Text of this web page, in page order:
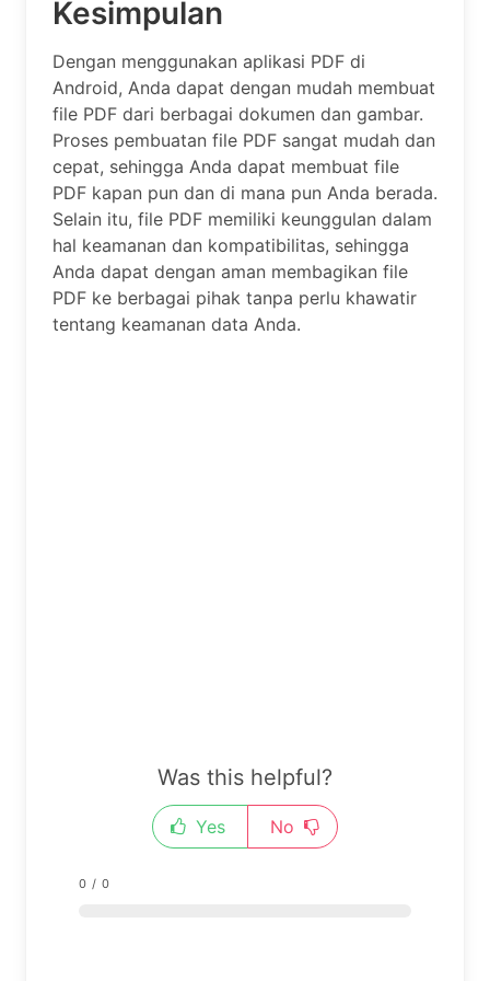
Kesimpulan
Dengan menggunakan aplikasi PDF di
Android, Anda dapat dengan mudah membuat
file PDF dari berbagai dokumen dan gambar.
Proses pembuatan file PDF sangat mudah dan
cepat, sehingga Anda dapat membuat file
PDF kapan pun dan di mana pun Anda berada.
Selain itu, file PDF memiliki keunggulan dalam
hal keamanan dan kompatibilitas, sehingga
Anda dapat dengan aman membagikan file
PDF ke berbagai pihak tanpa perlu khawatir
tentang keamanan data Anda.
Was this helpful?
Yes No
0 / 0